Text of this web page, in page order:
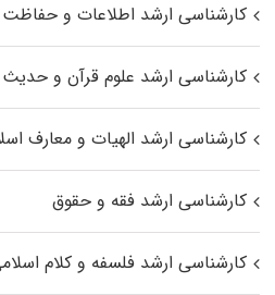
کارشناسی ارشد اطلاعات و
کارشناسی ارشد علوم قرآن و حدیث
کارشناسی ارشد الهیات و
کارشناسی ارشد فقه و حقوق
کارشناسی ارشد فلسفه و کلام